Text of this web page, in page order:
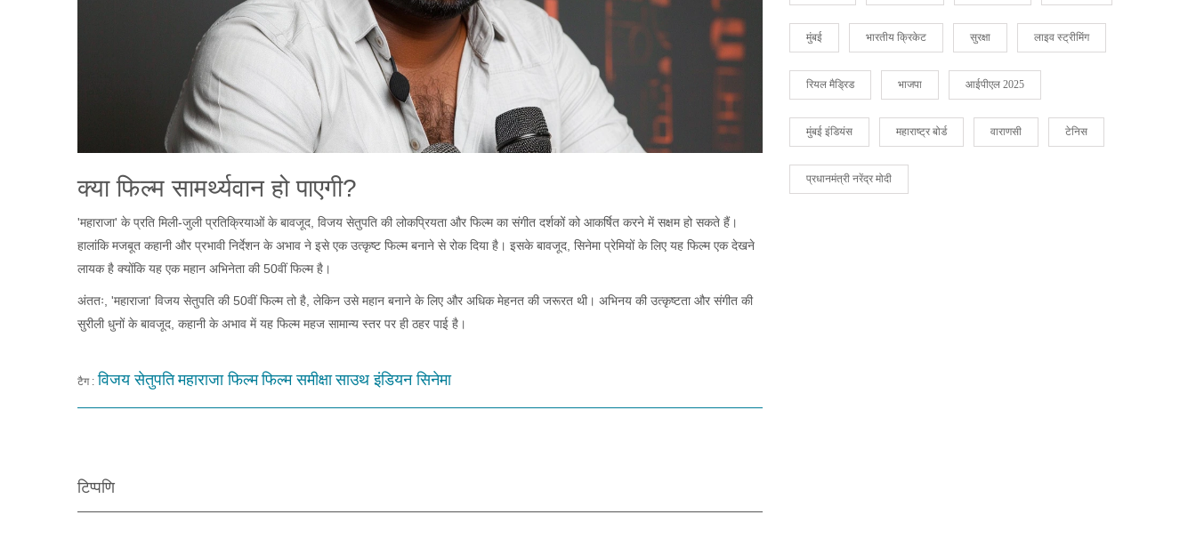
क्या फिल्म सामर्थ्यवान हो पाएगी?
'महाराजा' के प्रति मिली-जुली प्रतिक्रियाओं के बावजूद, विजय सेतुपति की लोकप्रियता और फिल्म का संगीत दर्शकों को आकर्षित करने में सक्षम हो सकते हैं।
हालांकि मजबूत कहानी और प्रभावी निर्देशन के अभाव ने इसे एक उत्कृष्ट फिल्म बनाने से रोक दिया है। इसके बावजूद, सिनेमा प्रेमियों के लिए यह फिल्म एक देखने
लायक है क्योंकि यह एक महान अभिनेता की 50वीं फिल्म है।
अंततः, 'महाराजा' विजय सेतुपति की 50वीं फिल्म तो है, लेकिन उसे महान बनाने के लिए और अधिक मेहनत की जरूरत थी। अभिनय की उत्कृष्टता और संगीत की
सुरीली धुनों के बावजूद, कहानी के अभाव में यह फिल्म महज सामान्य स्तर पर ही ठहर पाई है।
टैग : विजय सेतुपति महाराजा फिल्म फिल्म समीक्षा साउथ इंडियन सिनेमा
टिप्पणि
मुंबई भारतीय क्रिकेट सुरक्षा लाइव स्ट्रीमिंग
रियल मैड्रिड भाजपा आईपीएल 2025
मुंबई इंडियंस महाराष्ट्र बोर्ड वाराणसी टेनिस
प्रधानमंत्री नरेंद्र मोदी